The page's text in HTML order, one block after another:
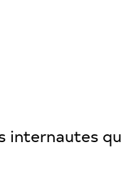
internautes